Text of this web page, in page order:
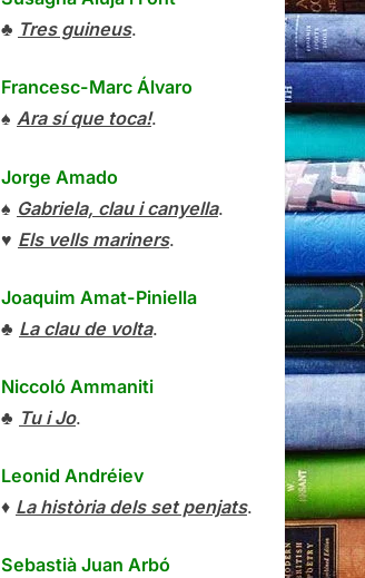
♣ Tres guineus.
Francesc-Marc Álvaro
♠ Ara sí que toca!.
Jorge Amado
♠ Gabriela, clau i canyella.
♥ Els vells mariners.
Joaquim Amat-Piniella
♣ La clau de volta.
Niccoló Ammaniti
♣ Tu i Jo.
Leonid Andréiev
♦ La història dels set penjats.
Sebastià Juan Arbó